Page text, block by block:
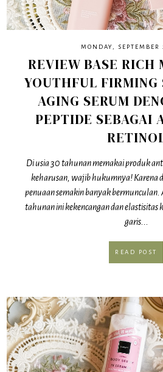
MONDAY, SEPTEMBER
REVIEW BASE RICH
YOUTHFUL FIRMING
AGING SERUM
PEPTIDE SEBAGAI
Di usia 30 tahunan memakai produk
keharusan, wajib hukumnya! Karena
penuaan semakin banyak bermunculan.
tahunan ini kekencangan dan
garis...
READ POST